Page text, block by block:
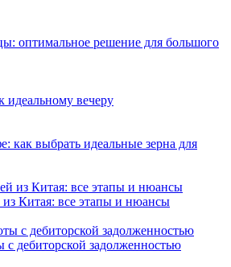
оптимальное решение для большого
вечеру
как выбрать идеальные зерна для
Китая: все этапы и нюансы
с дебиторской задолженностью